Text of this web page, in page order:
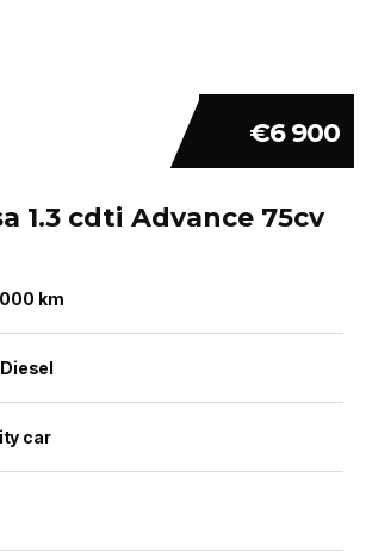
€6 900
1.3 cdti Advance 75cv
km
Diesel
car